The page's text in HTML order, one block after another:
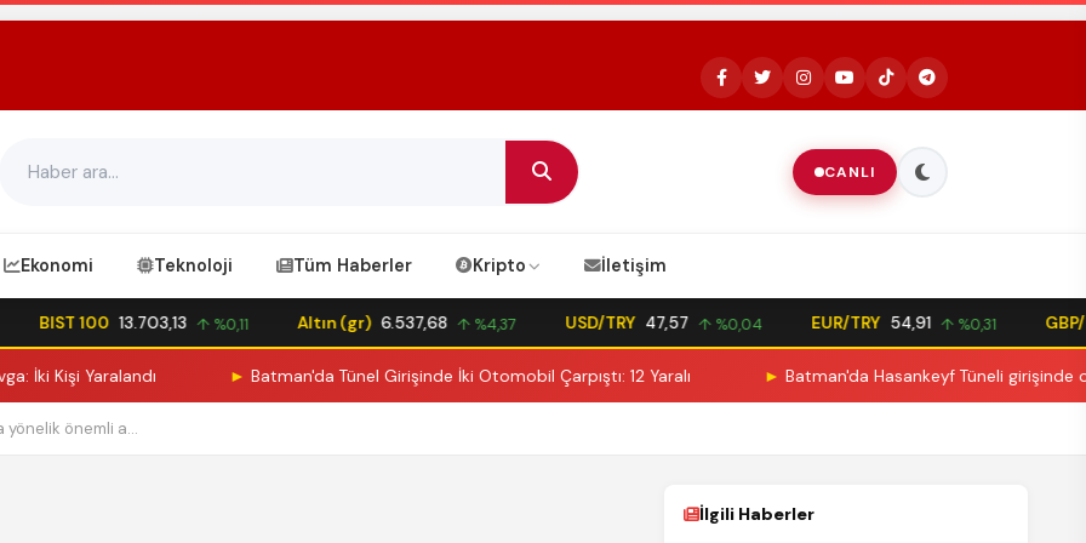
REKLAM
CANLI
Ekonomi Teknoloji Tüm Haberler Kripto İletişim
BIST 100 13.703,13 ↑ %0,11 Altın (gr) 6.537,68 ↑ %4,37 USD/TRY 47,57 ↑ %0,04 EUR/TRY 54,91 ↑ %0,31 GBP/
Kişi Yaralandı Batman'da Tünel Girişinde İki Otomobil Çarpıştı: 12 Yaralı Batman'da Hasankeyf Tüneli girişinde
yönelik önemli a...
İlgili Haberler